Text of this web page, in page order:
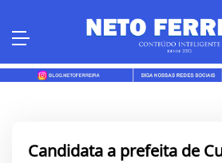
Candidata a prefeita de